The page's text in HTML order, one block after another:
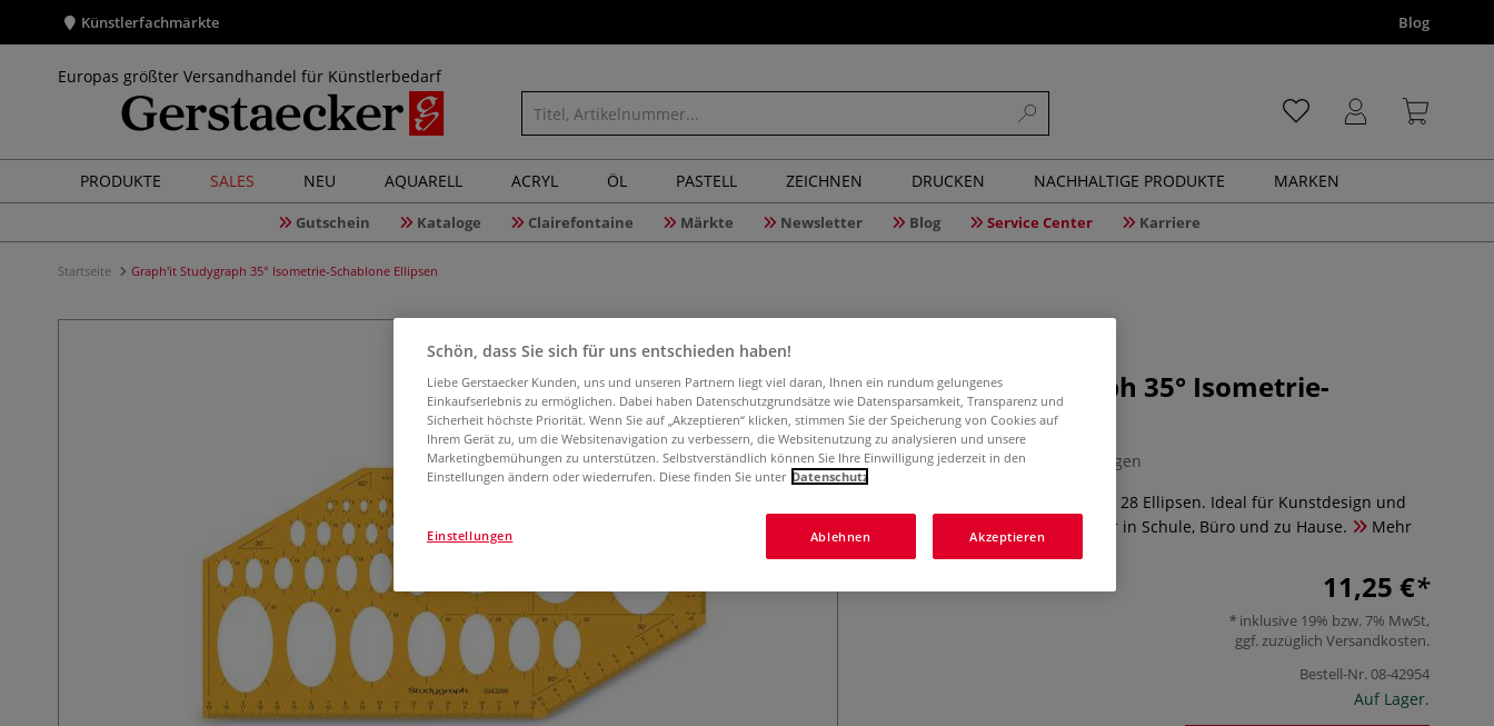
Künstlerfachmärkte Blog
Europas größter Versandhandel für Künstlerbedarf
PRODUKTE SALES NEU AQUARELL ACRYL ÖL PASTELL ZEICHNEN DRUCKEN NACHHALTIGE PRODUKTE MARKEN
Gutschein Kataloge Clairefontaine Märkte Newsletter Blog Service Center Karriere
Startseite Graph'it Studygraph 35° Isometrie-Schablone Ellipsen
Graph'it Studygraph 35° Isometrie-
Schablone Ellipsen
0 Bewertungen
Robuste Isometrie-Schablone mit 28 Ellipsen. Ideal für Kunstdesign und
Bauplanung. Vielseitig einsetzbar in Schule, Büro und zu Hause.
Mehr
11,25 €
inklusive 19% bzw. 7% MwSt,
ggf. zuzüglich Versandkosten.
Bestell-Nr.08-42954
Auf Lager.
Schön, dass Sie sich für uns entschieden haben!
Liebe Gerstaecker Kunden, uns und unseren Partnern liegt viel daran, Ihnen ein rundum gelungenes
Einkaufserlebnis zu ermöglichen. Dabei haben Datenschutzgrundsätze wie Datensparsamkeit, Transparenz und
Sicherheit höchste Priorität. Wenn Sie auf „Akzeptieren“ klicken, stimmen Sie der Speicherung von Cookies auf
Ihrem Gerät zu, um die Websitenavigation zu verbessern, die Websitenutzung zu analysieren und unsere
Marketingbemühungen zu unterstützen. Selbstverständlich können Sie Ihre Einwilligung jederzeit in den
Einstellungen ändern oder wiederrufen. Diese finden Sie unter Datenschutz
Ablehnen Akzeptieren
Einstellungen